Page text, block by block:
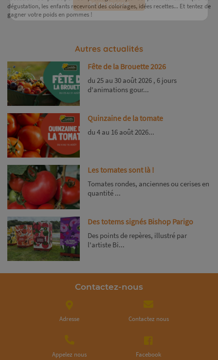
dégustation, les enfants recevront des coloriages, idées recettes... Et tentez de
gagner votre poids en pommes !
Autres actualités
Fête de la Brouette 2026
du 25 au 30 août 2026 , 6 jours
d'animations gour...
Quinzaine de la tomate
du 4 au 16 août 2026...
Les tomates sont là !
Tomates rondes, anciennes ou cerises en
quantité ...
Des totems signés Bishop Parigo
Des points de repères, illustré par
l'artiste Bi...
Contactez-nous
Adresse Contactez nous
Appelez nous Facebook